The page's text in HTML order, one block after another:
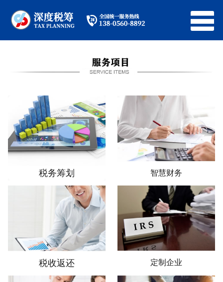
税务筹划 智慧财务
税收返还 定制企业